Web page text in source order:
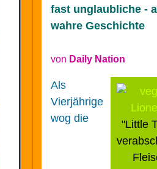
fast unglaubliche -
wahre Geschichte
von Daily Nation
"Little
Als
Vierjährige
wog die